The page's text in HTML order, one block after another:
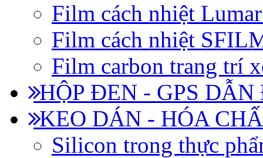
Film cách nhiệt
Film cách nhiệt
Film carbon trang trí
HỘP ĐEN - GPS DẪN
KEO DÁN - HÓA
Silicon trong thực